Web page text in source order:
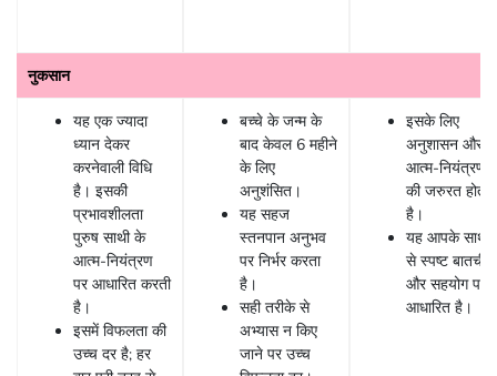
नुकसान
यह एक ज्यादा
ध्यान देकर
करनेवाली विधि
है। इसकी
प्रभावशीलता
पुरुष साथी के
आत्म-नियंत्रण
पर आधारित करती
है।
इसमें विफलता की
उच्च दर है; हर
बच्चे के जन्म के
बाद केवल 6 महीने
के लिए
अनुशंसित।
यह सहज
स्तनपान अनुभव
पर निर्भर करता
है।
सही तरीके से
अभ्यास न किए
जाने पर उच्च
इसके लिए
अनुशासन और
आत्म-नियंत्रण
की जरुरत होती
है।
यह आपके साथी
से स्पष्ट बातचीत
और सहयोग पर
आधारित है।